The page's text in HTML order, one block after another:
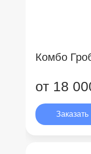
Комбо
от 18
Заказать